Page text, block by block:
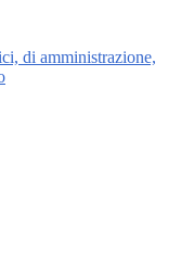
di amministrazione,